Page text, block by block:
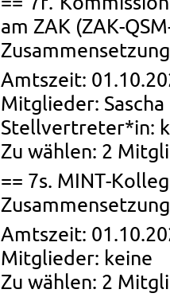
am ZAK (ZAK-
Amts­zeit:
Mit­glie­der:
Stell­ver­tre­ter*in:
Zu wäh­len: 2
== 7s. MINT-
Amts­zeit:
Mit­glie­der: keine
Zu wäh­len: 2